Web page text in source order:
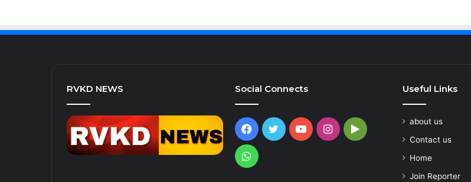
RVKD NEWS Social Connects
Facebook
TwitterYouTubeInstagram
Google
WhatsApp
Useful Links
about us
Contact us
Home
Join Reporter